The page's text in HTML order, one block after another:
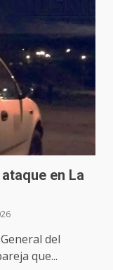
en La
del
que...